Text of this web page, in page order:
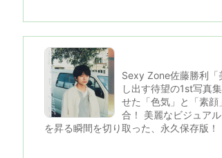
Sexy Zone佐藤勝利「
し出す待望の1st写真
せた「色気」と「素顔
合！ 美麗なビジュア
を昇る瞬間を切り取った、永久保存版！